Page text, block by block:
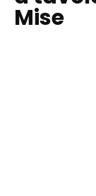
Mise